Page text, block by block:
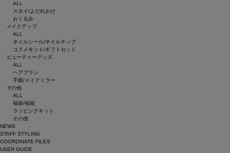
ALL
スタイ/よだれかけ
おくるみ
メイクアップ
ALL
ネイルシール/ネイルチップ
コスメキット/ギフトセット
ビューティーグッズ
ALL
ヘアブラシ
手鏡/メイクミラー
その他
ALL
福袋/福箱
ラッピングキット
その他
NEWS
STAFF STYLING
COORDINATE FILES
USER GUIDE